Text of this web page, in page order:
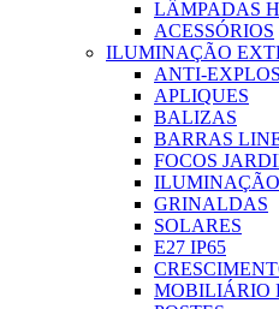
LÂMPADAS
ACESSÓRIOS
ILUMINAÇÃO
ANTI-
APLIQUES
BALIZAS
BARRAS
FOCOS
GRINALDAS
SOLARES
E27 IP65
MOBILIÁRIO